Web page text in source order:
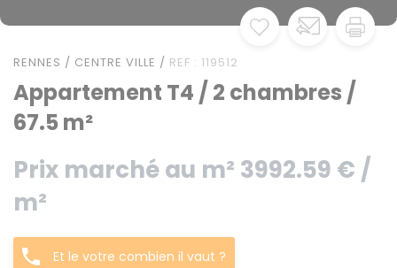
RENNES / CENTRE VILLE / REF : 119512
Appartement T4 / 2 chambres /
67.5 m²
Prix marché au m² 3992.59 € /
m²
Et le votre combien il vaut ?